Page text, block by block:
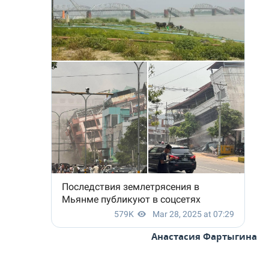
Анастасия Фартыгина